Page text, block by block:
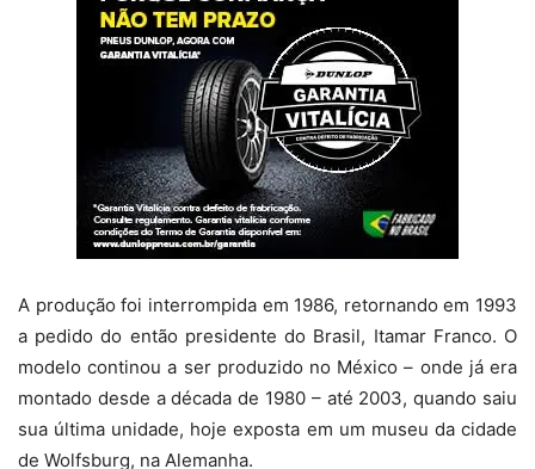
A produção foi interrompida em 1986, retornando em 1993
a pedido do então presidente do Brasil, Itamar Franco. O
modelo continou a ser produzido no México – onde já era
montado desde a década de 1980 – até 2003, quando saiu
sua última unidade, hoje exposta em um museu da cidade
de Wolfsburg, na Alemanha.